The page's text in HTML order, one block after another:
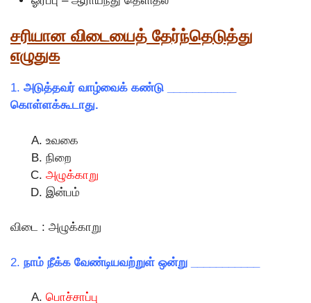
சரியான விடையைத் தேர்ந்தெடுத்து
எழுதுக
1. அடுத்தவர் வாழ்வைக் கண்டு ___________
கொள்ளக்கூடாது.
உவகை
நிறை
அழுக்காறு
இன்பம்
விடை : அழுக்காறு
2. நாம் நீக்க வேண்டியவற்றுள் ஒன்று ___________
பொச்சாப்பு